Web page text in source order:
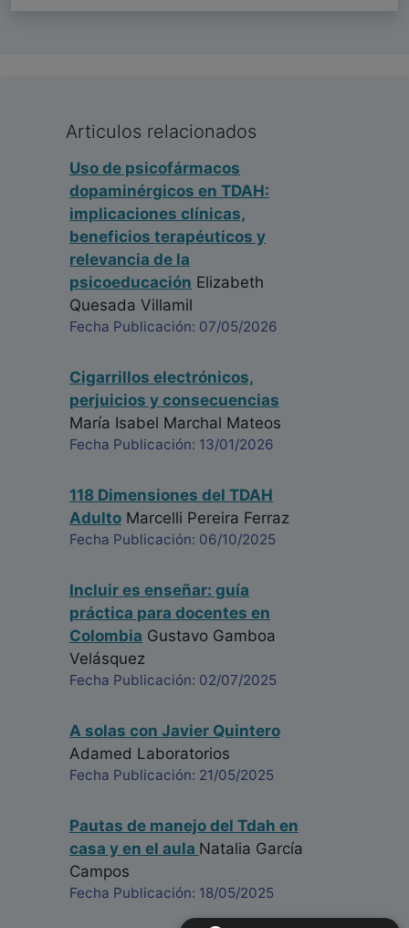
Articulos relacionados
Uso de psicofármacos
dopaminérgicos en TDAH:
implicaciones clínicas,
beneficios terapéuticos y
relevancia de la
psicoeducación Elizabeth
Quesada Villamil
Fecha Publicación: 07/05/2026
Cigarrillos electrónicos,
perjuicios y consecuencias
María Isabel Marchal Mateos
Fecha Publicación: 13/01/2026
118 Dimensiones del TDAH
Adulto Marcelli Pereira Ferraz
Fecha Publicación: 06/10/2025
Incluir es enseñar: guía
práctica para docentes en
Colombia Gustavo Gamboa
Velásquez
Fecha Publicación: 02/07/2025
A solas con Javier Quintero
Adamed Laboratorios
Fecha Publicación: 21/05/2025
Pautas de manejo del Tdah en
casa y en el aula Natalia García
Campos
Fecha Publicación: 18/05/2025